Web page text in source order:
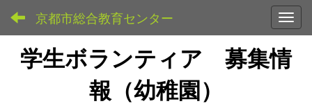
京都市総合教育センター
学生ボランティア 募集情
報（幼稚園）